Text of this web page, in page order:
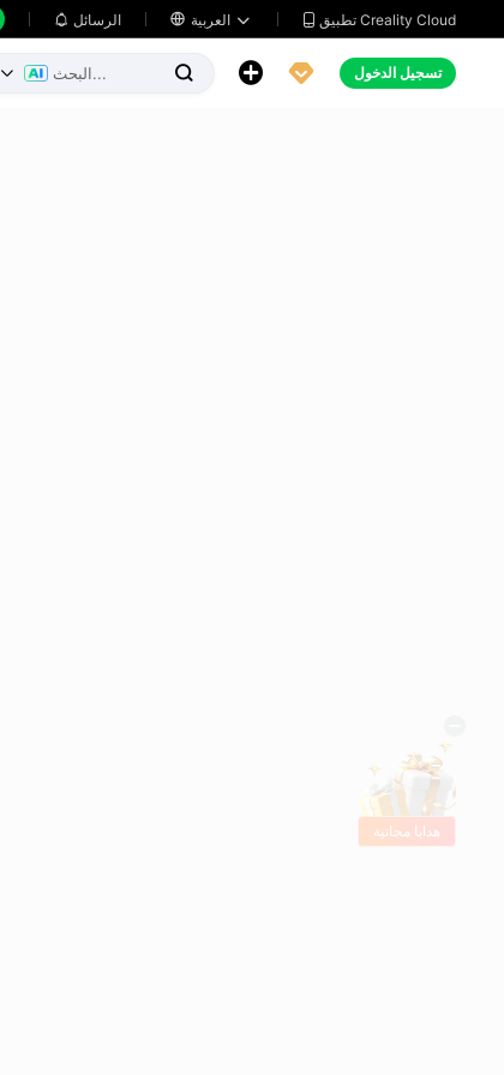
 الرسائل    تطبيق Creality Cloud
    تسجيل الدخول
هدايا مجانية